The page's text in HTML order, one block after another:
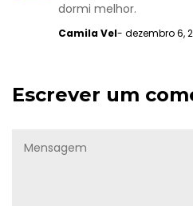
dormi melhor.
Camila Vel- dezembro 6,
Escrever um